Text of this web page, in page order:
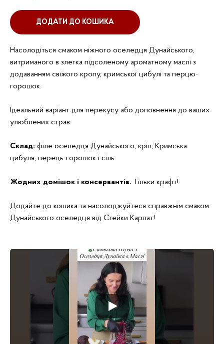
ДОДАТИ ДО КОШИКА
Насолодіться смаком ніжного оселедця Дунайського,
витриманого в злегка підсоленому ароматному маслі з
додаванням свіжого кропу, кримської цибулі та перцю-
горошок.
Ідеальний варіант для перекусу або доповнення до ваших
улюблених страв.
Склад: філе оселедця Дунайського, кріп, Кримська
цибуля, перець-горошок і сіль.
Жодних домішок і консервантів. Тільки крафт!
Додайте до кошика та насолоджуйтеся справжнім смаком
Дунайського оселедця від Стейки Карпат!